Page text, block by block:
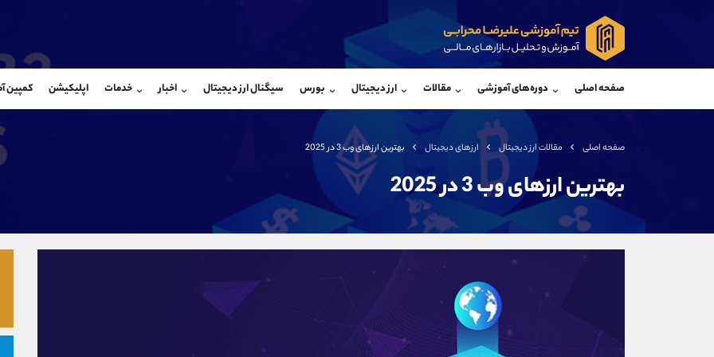
صفحه اصلی دوره‌های آموزشی مقالات ارز دیجیتال بورس سیگنال ارز دیجیتال اخبار خدمات اپلیکیشن کمپین
صفحه اصلی مقالات ارز دیجیتال ارزهای دیجیتال بهترین ارزهای وب 3 در 2025
بهترین ارزهای وب 3 در 2025
شروع گفتگو
@Armteam_admin_103 تلگرام @Armteam_admin_33
داخلی
شروع
اطلاعات تماس (دفتر فروش)
تلفن
کانال بله